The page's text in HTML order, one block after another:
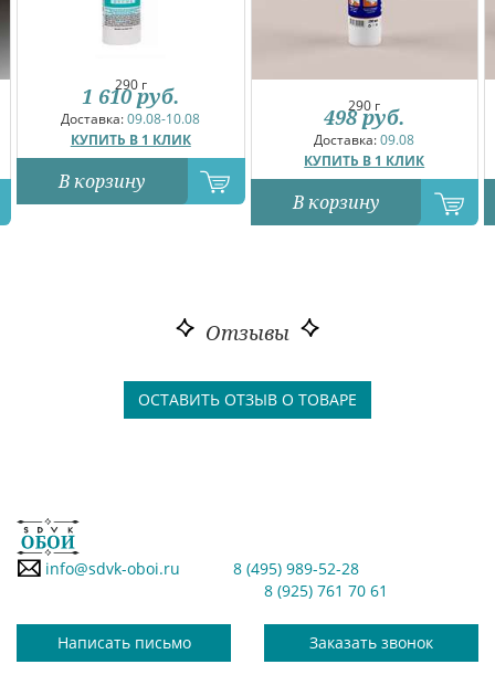
290 г
Доставка:09.08-10.08
КУПИТЬ В 1 КЛИК
1 610 руб.
В корзину
290 г
Доставка:09.08
КУПИТЬ В 1 КЛИК
498 руб.
В корзину
Отзывы
ОСТАВИТЬ ОТЗЫВ О ТОВАРЕ
info@sdvk-oboi.ru
8 (495) 989-52-28
8 (925) 761 70 61
Написать письмо Заказать звонок